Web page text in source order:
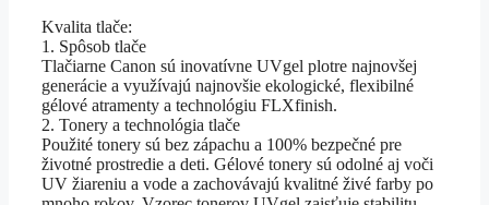
Kvalita tlače:
1. Spôsob tlače
Tlačiarne Canon sú inovatívne UVgel plotre najnovšej
generácie a využívajú najnovšie ekologické, flexibilné
gélové atramenty a technológiu FLXfinish.
2. Tonery a technológia tlače
Použité tonery sú bez zápachu a 100% bezpečné pre
životné prostredie a deti. Gélové tonery sú odolné aj voči
UV žiareniu a vode a zachovávajú kvalitné živé farby po